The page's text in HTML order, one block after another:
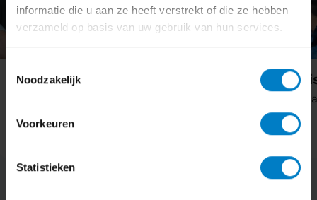
informatie die u aan ze heeft verstrekt of die ze hebben
verzameld op basis van uw gebruik van hun services.
Noodzakelijk
Voorkeuren
Statistieken
van de Vorst Roy Argyrakis